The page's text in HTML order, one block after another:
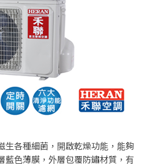
生各種細菌，開啟乾燥功能，能夠
藍色薄膜，外層包覆防鏽材質，有